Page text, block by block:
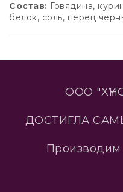
Состав: Говядина,
белок, соль, перец
ООО
ДОСТИГЛА
Производим